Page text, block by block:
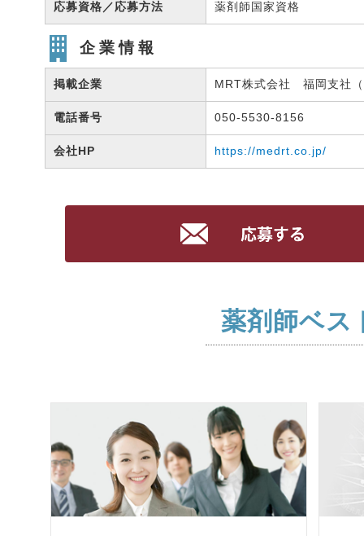
応募資格／応募方法 薬剤師国家資格
企業情報
掲載企業 MRT株式会社 福岡支社
電話番号 050-5530-8156
会社HP https://medrt.co.jp/
薬剤師ベス